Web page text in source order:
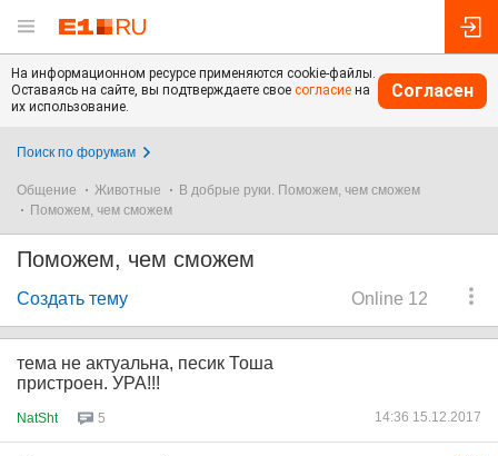
На информационном ресурсе применяются cookie-файлы.
Оставаясь на сайте, вы подтверждаете свое согласие на
их использование.
Согласен
Поиск по форумам
Общение Животные
В добрые руки. Поможем, чем сможем
Поможем, чем сможем
Поможем, чем сможем
Online 12
Создать тему
тема не актуальна, песик Тоша
пристроен. УРА!!!
NatSht 5 14:36 15.12.2017